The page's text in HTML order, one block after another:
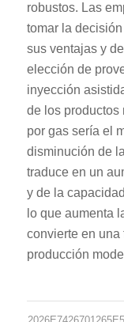
robustos. Las
tomar la
sus ventajas y
elección de
inyección
de los productos
por gas sería el
disminución de
traduce en un
y de la
lo que aumenta
convierte en una
producción